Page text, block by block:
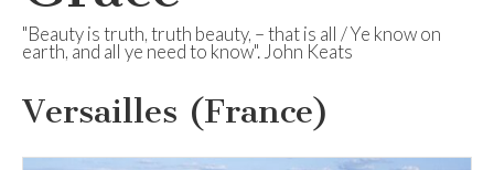
"Beauty is truth, truth beauty, – that is all / Ye know on
earth, and all ye need to know". John Keats
Versailles (France)